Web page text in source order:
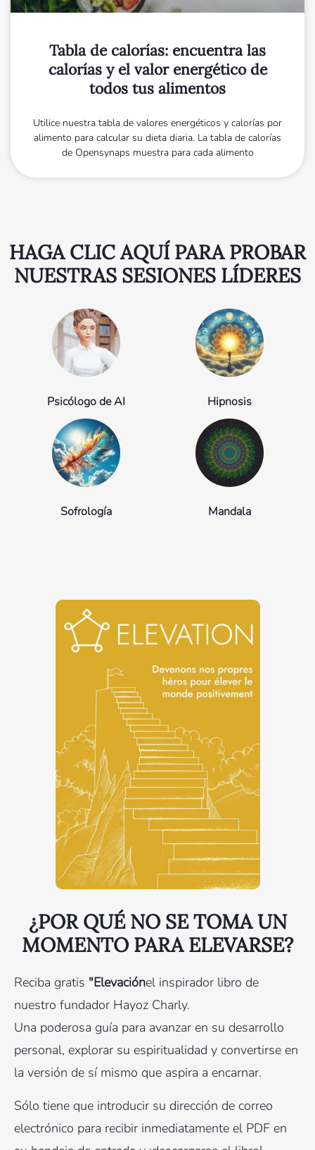
Tabla de calorías: encuentra las
calorías y el valor energético de
todos tus alimentos
Utilice nuestra tabla de valores energéticos y calorías por
alimento para calcular su dieta diaria. La tabla de calorías
de Opensynaps muestra para cada alimento
HAGA CLIC AQUÍ PARA PROBAR
NUESTRAS SESIONES LÍDERES
Psicólogo de AI Hipnosis
Sofrología Mandala
¿POR QUÉ NO SE TOMA UN
MOMENTO PARA ELEVARSE?
Reciba gratis "Elevaciónel inspirador libro de
nuestro fundador Hayoz Charly.
Una poderosa guía para avanzar en su desarrollo
personal, explorar su espiritualidad y convertirse en
la versión de sí mismo que aspira a encarnar.
Sólo tiene que introducir su dirección de correo
electrónico para recibir inmediatamente el PDF en